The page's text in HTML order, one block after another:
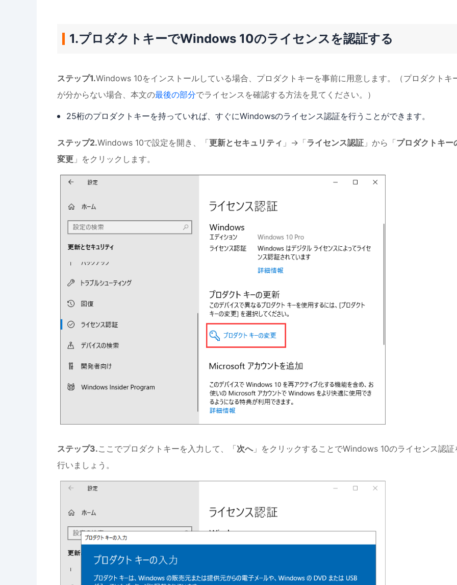
1.プロダクトキーでWindows 10のライセンスを認証する
ステップ1.Windows 10をインストールしている場合、プロダクトキーを事前に用意します。（プロダクトキ
が分からない場合、本文の最後の部分でライセンスを確認する方法を見てください。）
25桁のプロダクトキーを持っていれば、すぐにWindowsのライセンス認証を行うことができます。
ステップ2.Windows 10で設定を開き、「更新とセキュリティ 」→「ライセンス認証 」から「プロダクトキー
変更 」をクリックします。
ステップ3.ここでプロダクトキーを入力して、「次へ」をクリックすることでWindows 10のライセンス認証
行いましょう。